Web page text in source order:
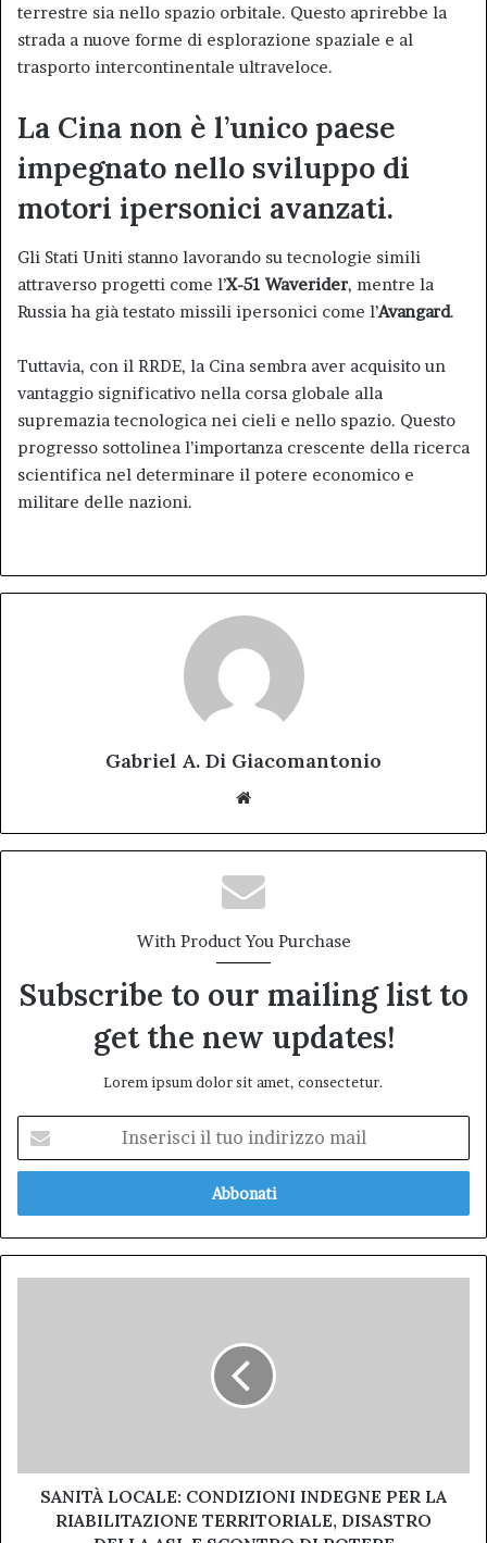
terrestre sia nello spazio orbitale. Questo aprirebbe la
strada a nuove forme di esplorazione spaziale e al
trasporto intercontinentale ultraveloce.
La Cina non è l’unico paese
impegnato nello sviluppo di
motori ipersonici avanzati.
Gli Stati Uniti stanno lavorando su tecnologie simili
attraverso progetti come l’X-51 Waverider, mentre la
Russia ha già testato missili ipersonici come l’Avangard.
Tuttavia, con il RRDE, la Cina sembra aver acquisito un
vantaggio significativo nella corsa globale alla
supremazia tecnologica nei cieli e nello spazio. Questo
progresso sottolinea l’importanza crescente della ricerca
scientifica nel determinare il potere economico e
militare delle nazioni.
Gabriel A. Di Giacomantonio
With Product You Purchase
Subscribe to our mailing list to
get the new updates!
Lorem ipsum dolor sit amet, consectetur.
tuo
mail
DISASTRO
DELLA
SANITÀ LOCALE: CONDIZIONI INDEGNE PER LA
RIABILITAZIONE TERRITORIALE, DISASTRO